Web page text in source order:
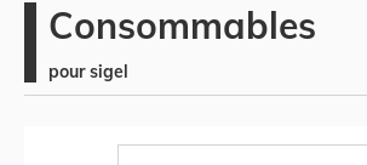
Consommables
pour sigel